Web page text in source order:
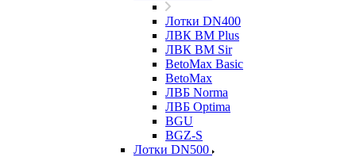
Лотки DN400
ЛВК ВМ Plus
ЛВК ВМ Sir
BetoMax Basic
BetoMax
ЛВБ Norma
ЛВБ Optima
BGU
BGZ-S
Лотки DN500